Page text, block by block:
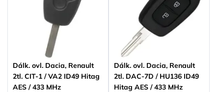
Dálk. ovl. Dacia, Renault
2tl. CIT-1 / VA2 ID49 Hitag
AES / 433 MHz
Dálk. ovl. Dacia, Renault
2tl. DAC-7D / HU136 ID49
Hitag AES / 433 MHz